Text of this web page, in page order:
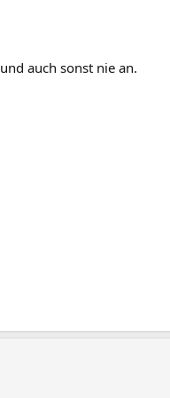
auch sonst nie an.